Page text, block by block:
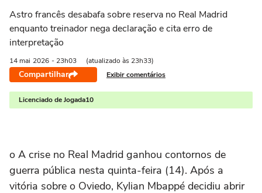
Astro francês desabafa sobre reserva no Real Madrid
enquanto treinador nega declaração e cita erro de
interpretação
14 mai 2026 - 23h03 (atualizado às 23h33)
Compartilhar Exibir comentários
Licenciado de Jogada10
o A crise no Real Madrid ganhou contornos de
guerra pública nesta quinta-feira (14). Após a
vitória sobre o Oviedo, Kylian Mbappé decidiu abrir